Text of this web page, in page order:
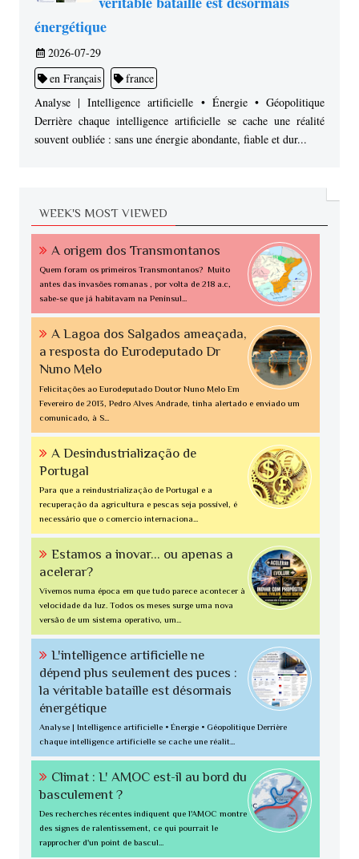
énergétique
2026-07-29
en Français
france
Analyse | Intelligence artificielle • Énergie • Géopolitique
Derrière chaque intelligence artificielle se cache une réalité
souvent oubliée : sans une énergie abondante, fiable et dur...
WEEK'S MOST VIEWED
A origem dos Transmontanos
Quem foram os primeiros Transmontanos? Muito
antes das invasões romanas , por volta de 218 a.c,
sabe-se que já habitavam na Penínsul...
A Lagoa dos Salgados ameaçada,
a resposta do Eurodeputado Dr
Nuno Melo
Felicitações ao Eurodeputado Doutor Nuno Melo Em
Fevereiro de 2013, Pedro Alves Andrade, tinha alertado e enviado um
comunicado, à S...
A Desindustrialização de
Portugal
Para que a reindustrialização de Portugal e a
recuperação da agricultura e pescas seja possível, é
necessário que o comercio internaciona...
Estamos a inovar... ou apenas a
acelerar?
Vivemos numa época em que tudo parece acontecer à
velocidade da luz. Todos os meses surge uma nova
versão de um sistema operativo, um...
L'intelligence artificielle ne
dépend plus seulement des puces :
la véritable bataille est désormais
énergétique
Analyse | Intelligence artificielle • Énergie • Géopolitique Derrière
chaque intelligence artificielle se cache une réalit...
Climat : L' AMOC est-il au bord du
basculement ?
Des recherches récentes indiquent que l'AMOC montre
des signes de ralentissement, ce qui pourrait le
rapprocher d'un point de bascul...